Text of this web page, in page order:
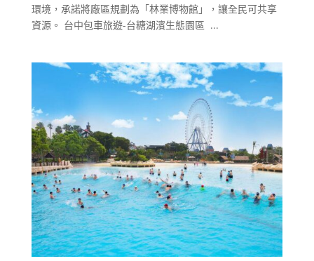
環境，承諾將廠區規劃為「林業博物館」，讓全民可共享
資源。 台中包車旅遊-台糖湖濱生態園區 ...